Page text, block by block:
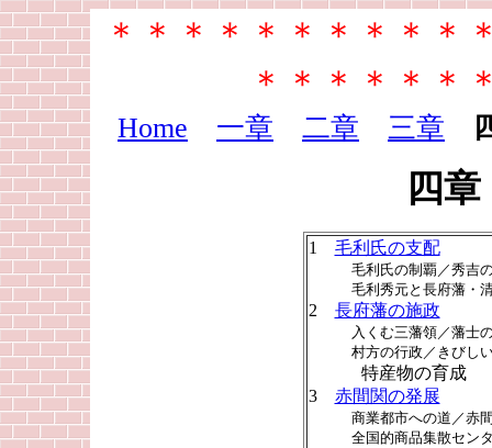
＊＊＊＊＊＊＊＊＊＊
＊＊＊＊＊＊
Home 一章 二章 三章
四
1 毛利氏の支配
毛利氏の制覇／秀吉の
毛利秀元と長府藩・清
2 長府藩の施政
入くむ三藩領／藩士の
村方の行政／きびしい
特産物の育成
3 赤間関の発展
商業都市への道／赤間
全国的商品集散センタ